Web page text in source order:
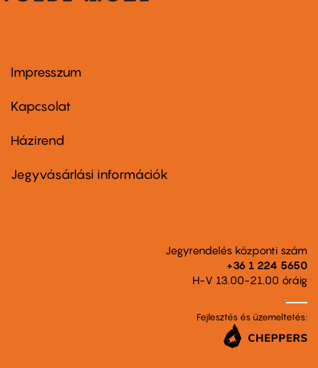
Footer
first
Impresszum
Kapcsolat
Footer
second
Házirend
Jegyvásárlási információk
Jegyrendelés központi szám
+36 1 224 5650
H-V 13.00-21.00 óráig
Fejlesztés és üzemeltetés: